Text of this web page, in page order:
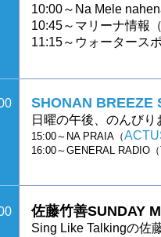
10:00～Na Mele
10:45～マリーナ情報
11:15～ウォータース
SHONAN BREEZE
日曜の午後、のんびり
15:00～NA PRAIA（
16:00～GENERAL RADIO
佐藤竹善SUNDAY
Sing Like Talkingの佐